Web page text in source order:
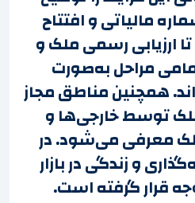
مالیاتی و افتتاح
ارزیابی رسمی ملک و
مراحل به‌صورت
همچنین مناطق مجاز
توسط خارجی‌ها و
معرفی می‌شود. در
و زندگی در بازار
قرار گرفته است.